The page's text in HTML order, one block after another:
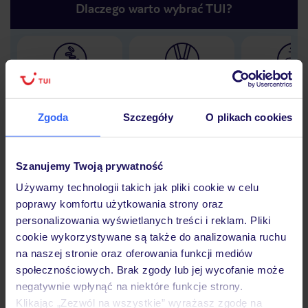
Zgoda Szczegóły O plikach cookies
Szanujemy Twoją prywatność
Używamy technologii takich jak pliki cookie w celu
poprawy komfortu użytkowania strony oraz
personalizowania wyświetlanych treści i reklam. Pliki
cookie wykorzystywane są także do analizowania ruchu
na naszej stronie oraz oferowania funkcji mediów
społecznościowych. Brak zgody lub jej wycofanie może
negatywnie wpłynąć na niektóre funkcje strony.
Klikając „Zezwól na wszystkie” wyrażasz zgodę na
Dlaczego warto wybrać TUI?
Lider niskich cen 30 lat w
Hotel
Opinie
Pokoje